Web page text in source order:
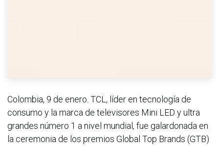
Colombia, 9 de enero. TCL, líder en tecnología de
consumo y la marca de televisores Mini LED y ultra
grandes número 1 a nivel mundial, fue galardonada en
la ceremonia de los premios Global Top Brands (GTB)